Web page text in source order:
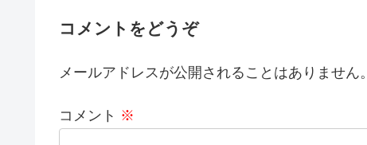
コメントをどうぞ
メールアドレスが公開されることはありません。
コメント ※